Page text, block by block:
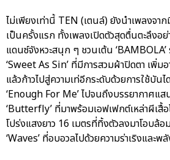
ไม่เพียงเท่านี้ TEN (เตนล์) ยังนำเพลงจ
เป็นครั้งแรก ทั้งเพลงเปิดตัวสุดตื่นตะลึงอย่
แดนซ์จังหวะสนุก ๆ ชวนเต้น
‘Sweet As Sin’ ที่มีการสวมผ้าปิดตา เพิ่
แล้วก้าวไปสู่ความเท่อีกระดับด้วยการใช้บัน
‘Enough For Me’ ไปจนถึงบรรยากาศแ
‘Butterfly’ ที่มาพร้อมเอฟเฟกต์เหล่าผีเ
โปร่งแสงยาว 16 เมตรที่ทิ้งตัวลงมาโอบล้
‘Waves’ ที่อบอวลไปด้วยความร่าเริงและพ